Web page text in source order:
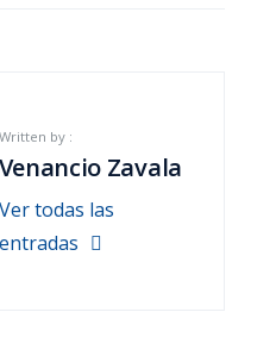
Written by :
Venancio Zavala
Ver todas las
entradas